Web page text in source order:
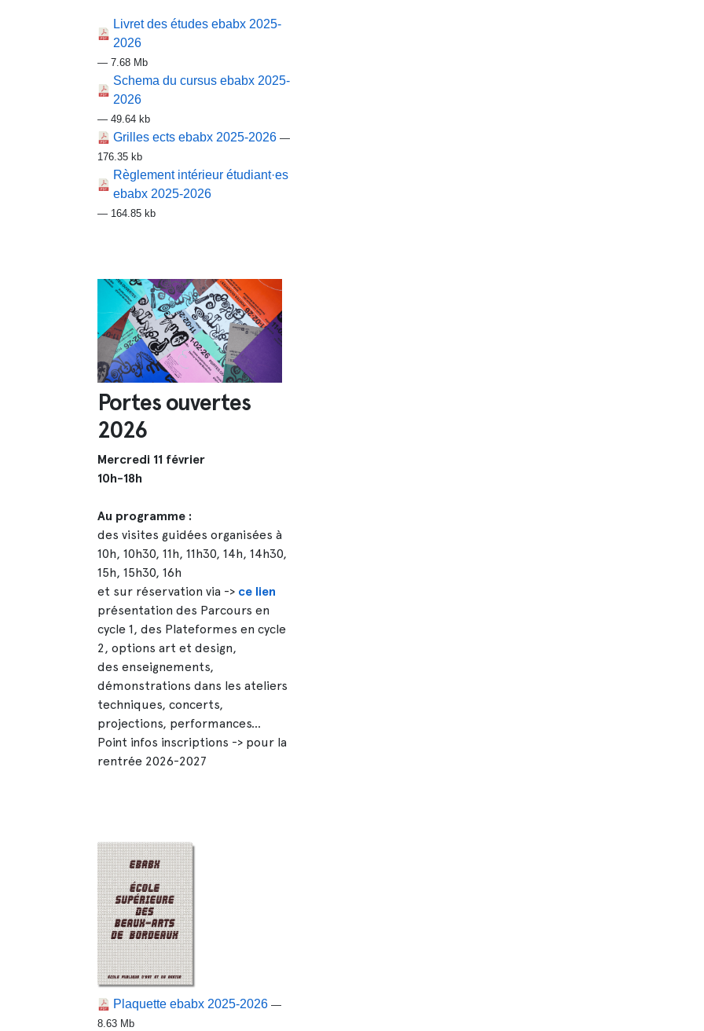
Livret des études ebabx 2025-
2026
— 7.68 Mb
Schema du cursus ebabx 2025-
2026
— 49.64 kb
Grilles ects ebabx 2025-2026 —
176.35 kb
Règlement intérieur étudiant·es
ebabx 2025-2026
— 164.85 kb
Portes ouvertes
2026
Mercredi 11 février
10h-18h
Au programme :
des visites guidées organisées à
10h, 10h30, 11h, 11h30, 14h, 14h30,
15h, 15h30, 16h
et sur réservation via -> ce lien
présentation des Parcours en
cycle 1, des Plateformes en cycle
2, options art et design,
des enseignements,
démonstrations dans les ateliers
techniques, concerts,
projections, performances...
Point infos inscriptions -> pour la
rentrée 2026-2027
Plaquette ebabx 2025-2026 —
8.63 Mb